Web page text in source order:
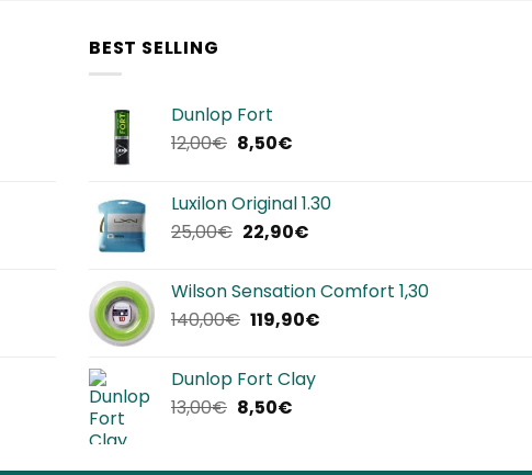
BEST SELLING
Dunlop Fort
12,00€ Il
era:
12,00€.
8,50€Il
è:
8,50€.
Luxilon Original 1.30
25,00€ Il
era:
25,00€.
22,90€Il
è:
22,90€.
Wilson Sensation Comfort 1,30
140,00€ Il
era:
140,00€.
119,90€Il
Dunlop Fort Clay
13,00€ Il
8,50€Il